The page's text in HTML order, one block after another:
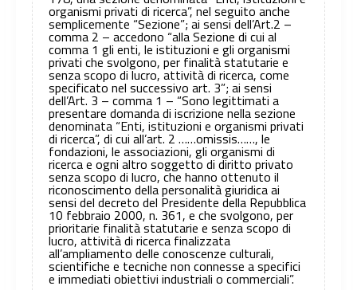
organismi privati di ricerca”, nel seguito anche
semplicemente “Sezione”; ai sensi dell’Art.2 –
comma 2 – accedono “alla Sezione di cui al
comma 1 gli enti, le istituzioni e gli organismi
privati che svolgono, per finalità statutarie e
senza scopo di lucro, attività di ricerca, come
specificato nel successivo art. 3”; ai sensi
dell’Art. 3 – comma 1 – “Sono legittimati a
presentare domanda di iscrizione nella sezione
denominata “Enti, istituzioni e organismi privati
di ricerca”, di cui all’art. 2 ……omissis……, le
fondazioni, le associazioni, gli organismi di
ricerca e ogni altro soggetto di diritto privato
senza scopo di lucro, che hanno ottenuto il
riconoscimento della personalità giuridica ai
sensi del decreto del Presidente della Repubblica
10 febbraio 2000, n. 361, e che svolgono, per
prioritarie finalità statutarie e senza scopo di
lucro, attività di ricerca finalizzata
all’ampliamento delle conoscenze culturali,
scientifiche e tecniche non connesse a specifici
e immediati obiettivi industriali o commerciali”.